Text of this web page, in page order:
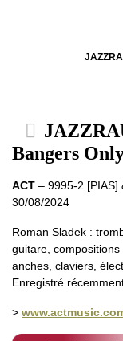
Bangers
ACT – 9995-2 [PIAS]
30/08/2024
Roman Sladek :
guitare, compositions
anches, claviers,
Enregistré
>